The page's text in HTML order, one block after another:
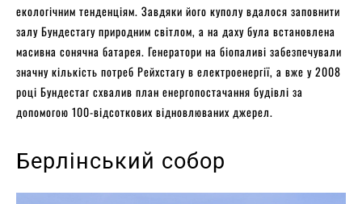
екологічним тенденціям. Завдяки його куполу вдалося заповнити
залу Бундестагу природним світлом, а на даху була встановлена
масивна сонячна батарея. Генератори на біопаливі забезпечували
значну кількість потреб Рейхстагу в електроенергії, а вже у 2008
році Бундестаг схвалив план енергопостачання будівлі за
допомогою 100-відсоткових відновлюваних джерел.
Берлінський собор